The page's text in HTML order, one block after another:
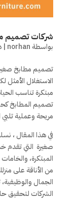
شركات تصميم
بواسطة norhan
|
تصميم مطابخ
الاستغلال الأمثل
مبتكرة تناسب
تصميم المطابخ
مريحة وعملية تلبي
في هذا المقال ،
صغيرة التي تقدم
المبتكرة،
من الأناقة على
الجمال
الشركات لتحقيق